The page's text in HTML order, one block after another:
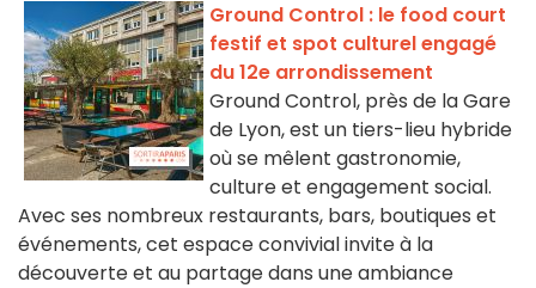
Ground Control : le food court
festif et spot culturel engagé
du 12e arrondissement
Ground Control, près de la Gare
de Lyon, est un tiers-lieu hybride
où se mêlent gastronomie,
culture et engagement social.
Avec ses nombreux restaurants, bars, boutiques et
événements, cet espace convivial invite à la
découverte et au partage dans une ambiance